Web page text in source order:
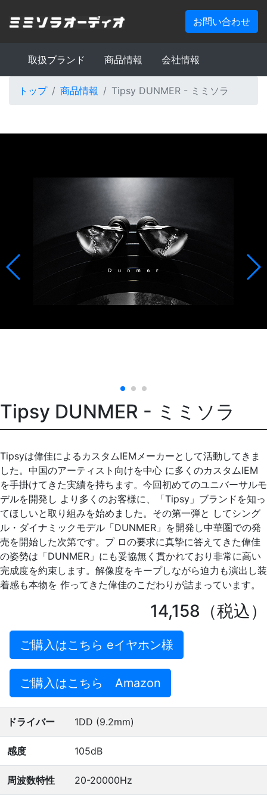
お問い合わせ
取扱ブランド 商品情報 会社情報
トップ 商品情報 Tipsy DUNMER - ミミソラ
Tipsy DUNMER - ミミソラ
Tipsyは偉佳によるカスタムIEMメーカーとして活動してきま
した。中国のアーティスト向けを中心 に多くのカスタムIEM
を手掛けてきた実績を持ちます。今回初めてのユニバーサルモ
デルを開発し より多くのお客様に、「Tipsy」ブランドを知っ
てほしいと取り組みを始めました。その第一弾と してシング
ル・ダイナミックモデル「DUNMER」を開発し中華圏での発
売を開始した次第です。プ ロの要求に真摯に答えてきた偉佳
の姿勢は「DUNMER」にも妥協無く貫かれており非常に高い
完成度を約束します。解像度をキープしながら迫力も演出し装
着感も本物を 作ってきた偉佳のこだわりが詰まっています。
14,158（税込）
ご購入はこちら eイヤホン様
ご購入はこちら Amazon
ドライバー 1DD (9.2mm)
感度 105dB
周波数特性 20-20000Hz